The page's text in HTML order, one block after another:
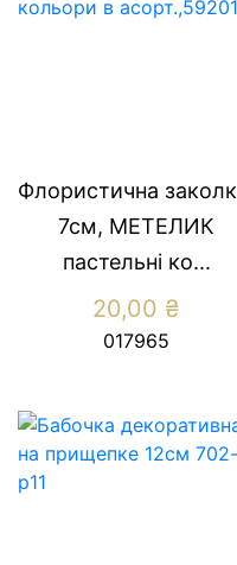
Флористична
7см, МЕТЕЛИК
пастельні ко...
20,00 ₴
017965